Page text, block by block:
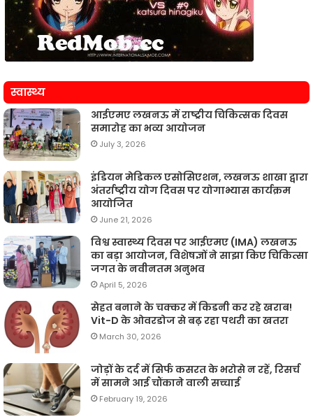
स्वास्थ्य
आईएमए लखनऊ में राष्ट्रीय चिकित्सक दिवस
समारोह का भव्य आयोजन
July 3, 2026
इंडियन मेडिकल एसोसिएशन, लखनऊ शाखा द्वारा
अंतर्राष्ट्रीय योग दिवस पर योगाभ्यास कार्यक्रम
आयोजित
June 21, 2026
विश्व स्वास्थ्य दिवस पर आईएमए (IMA) लखनऊ
का बड़ा आयोजन, विशेषज्ञों ने साझा किए चिकित्सा
जगत के नवीनतम अनुभव
April 5, 2026
सेहत बनाने के चक्कर में किडनी कर रहे खराब!
Vit-D के ओवरडोज से बढ़ रहा पथरी का खतरा
March 30, 2026
जोड़ों के दर्द में सिर्फ कसरत के भरोसे न रहें, रिसर्च
में सामने आई चौंकाने वाली सच्चाई
February 19, 2026